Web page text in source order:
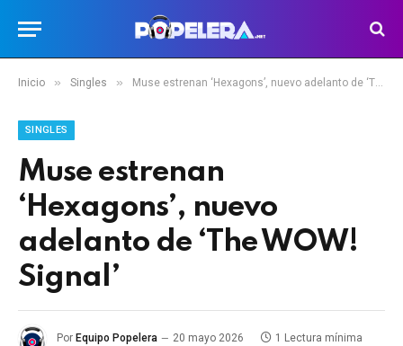
Inicio » Singles » Muse estrenan ‘Hexagons’, nuevo adelanto de ‘The WOW! Signal’
SINGLES
Muse estrenan
‘Hexagons’, nuevo
adelanto de ‘The WOW!
Signal’
Por Equipo Popelera 20 mayo 2026
1 Lectura mínima